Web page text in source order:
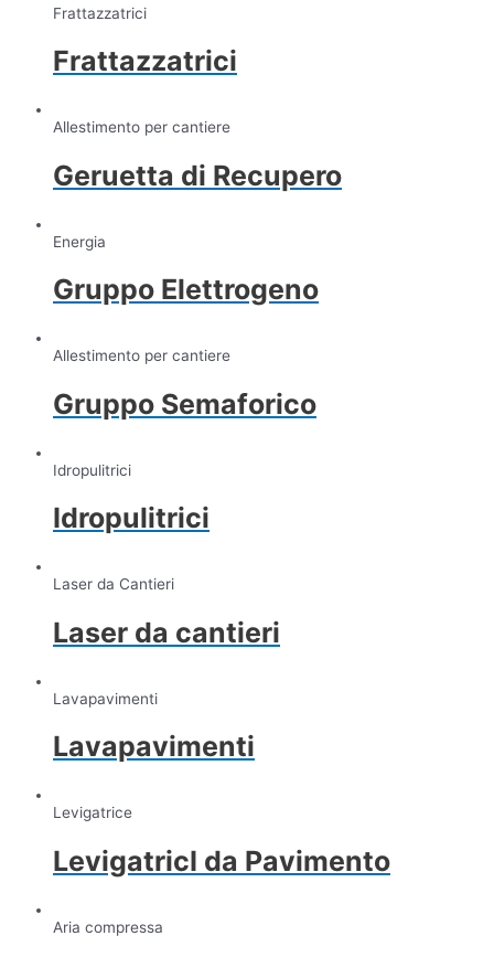
Frattazzatrici
Frattazzatrici
Allestimento per cantiere
Geruetta di Recupero
Energia
Gruppo Elettrogeno
Allestimento per cantiere
Gruppo Semaforico
Idropulitrici
Idropulitrici
Laser da Cantieri
Laser da cantieri
Lavapavimenti
Lavapavimenti
Levigatrice
LevigatricI da Pavimento
Aria compressa